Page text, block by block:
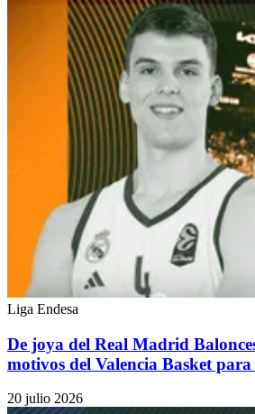
Liga Endesa
De joya del Real Madrid
motivos del Valencia Basket
20 julio 2026